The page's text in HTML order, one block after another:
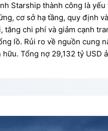
Starship thành công là
cơ sở hạ tầng, quy định
chi phí và giảm cạnh
lồ. Rủi ro về nguồn cung
Tổng nợ 29,132 tỷ USD